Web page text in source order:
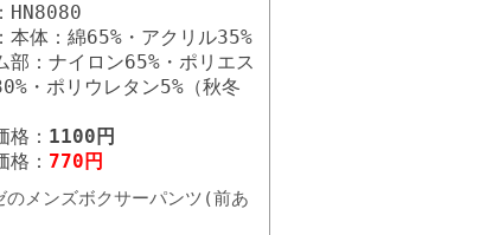
HN8080
本体：綿65%・アクリル35%
部：ナイロン65%・ポリエス
・ポリウレタン5%（秋冬
格： 1100円
格： 770円
のメンズボクサーパンツ(前あ